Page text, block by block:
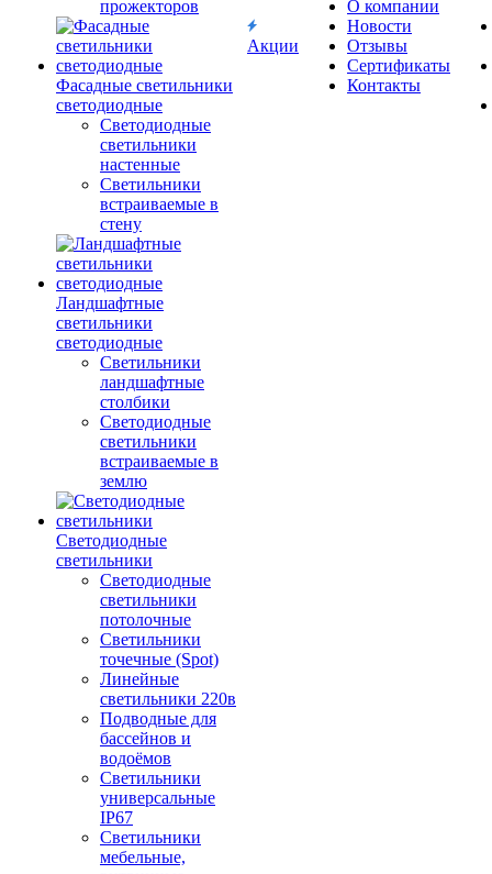
прожекторов
Фасадные светильники
светодиодные
Светодиодные
светильники
настенные
Светильники
встраиваемые в
стену
Ландшафтные
светильники
светодиодные
Светильники
ландшафтные
столбики
Светодиодные
светильники
встраиваемые в
землю
Светодиодные
светильники
Светодиодные
светильники
потолочные
Светильники
точечные (Spot)
Линейные
светильники 220в
Подводные для
бассейнов и
водоёмов
Светильники
универсальные
IP67
Светильники
мебельные,
Акции
О компании
Новости
Отзывы
Сертификаты
Контакты